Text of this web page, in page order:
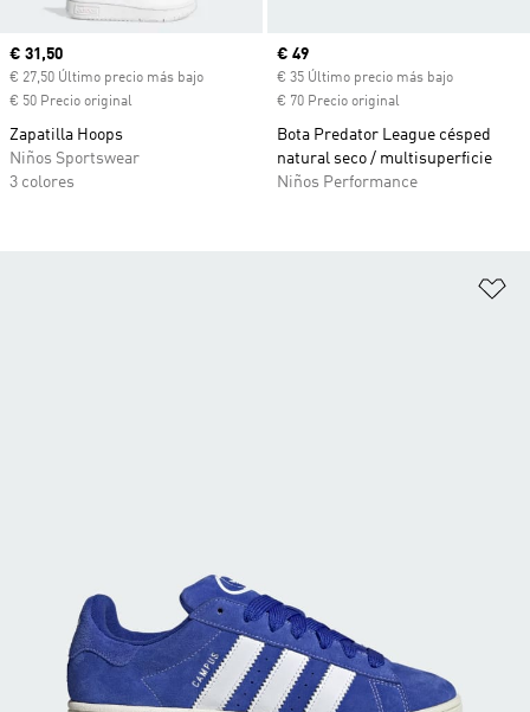
Precio actual
€ 31,50
€ 27,50 Último precio más bajo
€ 50 Precio original
Zapatilla Hoops
Niños Sportswear
3 colores
Precio actual
€ 49
€ 35 Último precio más bajo
€ 70 Precio original
Bota Predator League césped
natural seco / multisuperficie
Niños Performance